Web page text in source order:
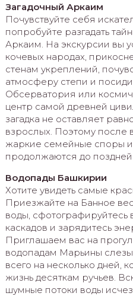
Загадочный Аркаим
Почувствуйте себя
попробуйте разгадать
Аркаим. На экскурсии вы
кочевых народах,
стенам укреплений,
атмосферу степи и
Обсерватория или
центр самой древней
загадка не оставляет
взрослых. Поэтому после
жаркие семейные споры
продолжаются до поздней
Водопады Башкирии
Хотите увидеть самые
Приезжайте на Банное
воды, сфотографируйтесь
каскадов и зарядитесь
Приглашаем вас на
водопадам Марьины
всего на несколько дней,
жизнь десяткам ручьев.
шумные потоки воды